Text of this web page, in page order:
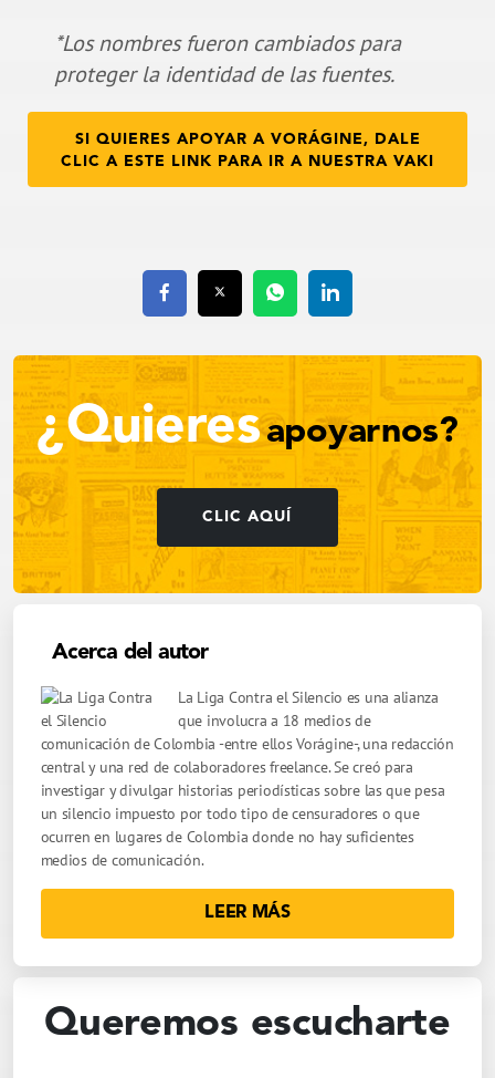
*Los nombres fueron cambiados para
proteger la identidad de las fuentes.
SI QUIERES APOYAR A VORÁGINE, DALE
CLIC A ESTE LINK PARA IR A NUESTRA VAKI
¿Quieresapoyarnos?
CLIC AQUÍ
Acerca del autor
La Liga Contra el Silencio es una alianza
que involucra a 18 medios de
comunicación de Colombia -entre ellos Vorágine-, una redacción
central y una red de colaboradores freelance. Se creó para
investigar y divulgar historias periodísticas sobre las que pesa
un silencio impuesto por todo tipo de censuradores o que
ocurren en lugares de Colombia donde no hay suficientes
medios de comunicación.
LEER MÁS
Queremos escucharte